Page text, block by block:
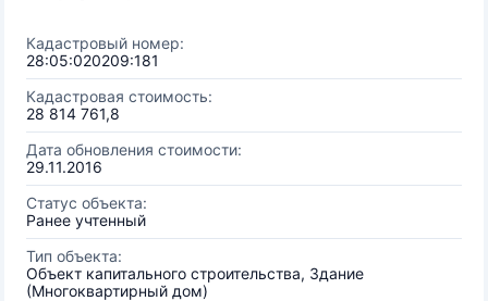
Кадастровый номер:
28:05:020209:181
Кадастровая стоимость:
28 814 761,8
Дата обновления стоимости:
29.11.2016
Статус объекта:
Ранее учтенный
Тип объекта:
Объект капитального строительства, Здание
(Многоквартирный дом)